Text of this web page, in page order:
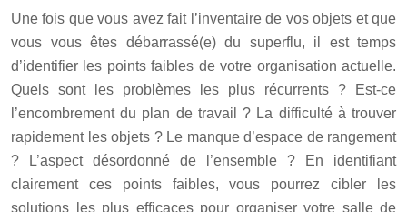
Une fois que vous avez fait l’inventaire de vos objets et que
vous vous êtes débarrassé(e) du superflu, il est temps
d’identifier les points faibles de votre organisation actuelle.
Quels sont les problèmes les plus récurrents ? Est-ce
l’encombrement du plan de travail ? La difficulté à trouver
rapidement les objets ? Le manque d’espace de rangement
? L’aspect désordonné de l’ensemble ? En identifiant
clairement ces points faibles, vous pourrez cibler les
solutions les plus efficaces pour organiser votre salle de